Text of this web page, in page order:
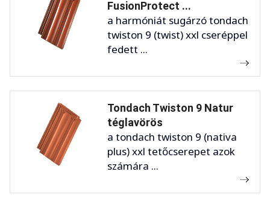
FusionProtect ...
a harmóniát sugárzó tondach
twiston 9 (twist) xxl cseréppel
fedett ...
Tondach Twiston 9 Natur
téglavörös
a tondach twiston 9 (nativa
plus) xxl tetőcserepet azok
számára ...